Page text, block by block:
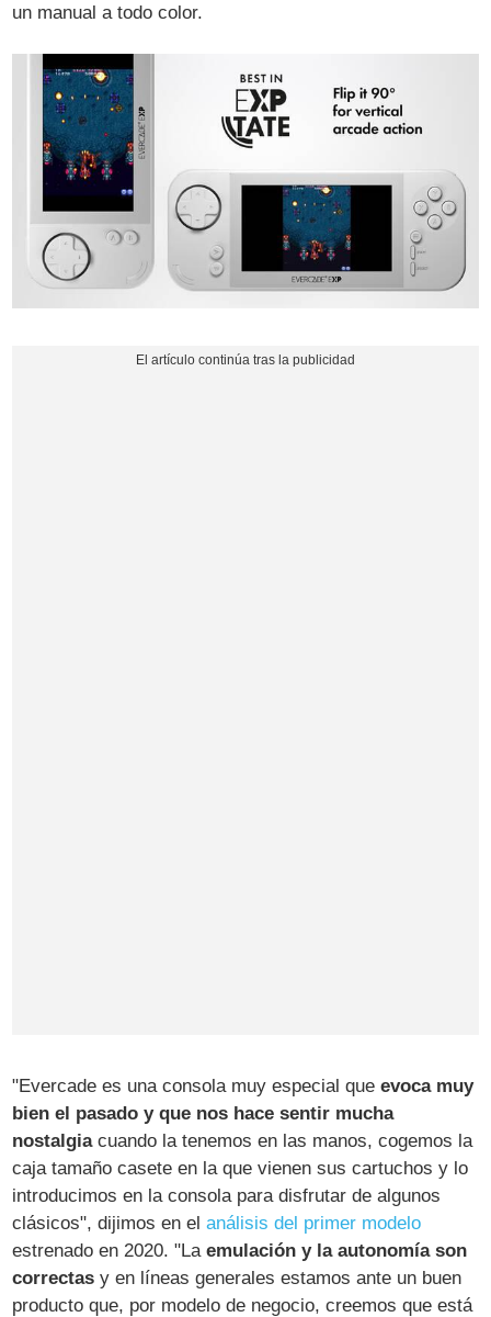
un manual a todo color.
"Evercade es una consola muy especial queevoca muy
bien el pasado y que nos hace sentir mucha
nostalgiacuando la tenemos en las manos, cogemos la
caja tamaño casete en la que vienen sus cartuchos y lo
introducimos en la consola para disfrutar de algunos
clásicos", dijimos en elanálisis del primer modelo
estrenado en 2020. "Laemulación y la autonomía son
correctas y en líneas generales estamos ante un buen
producto que, por modelo de negocio, creemos que está